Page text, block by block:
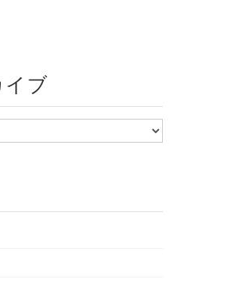
イブ